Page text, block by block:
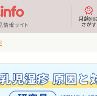
情報サイト
月齢別
さがす